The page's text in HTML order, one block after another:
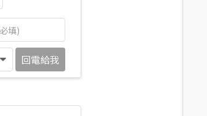
回電給我